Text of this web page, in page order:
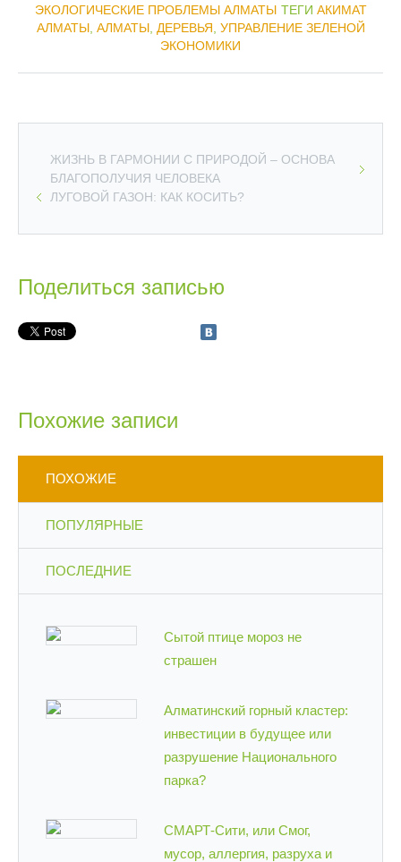
ЭКОЛОГИЧЕСКИЕ ПРОБЛЕМЫ АЛМАТЫ ТЕГИ АКИМАТ
АЛМАТЫ, АЛМАТЫ, ДЕРЕВЬЯ УПРАВЛЕНИЕ ЗЕЛЕНОЙ
ЭКОНОМИКИ
ЖИЗНЬ В ГАРМОНИИ С ПРИРОДОЙ – ОСНОВА
БЛАГОПОЛУЧИЯ ЧЕЛОВЕКА
ЛУГОВОЙ ГАЗОН: КАК КОСИТЬ?
Поделиться записью
Похожие записи
ПОХОЖИЕ
ПОПУЛЯРНЫЕ
ПОСЛЕДНИЕ
Сытой птице мороз не
страшен
Алматинский горный кластер:
инвестиции в будущее или
разрушение Национального
парка?
СМАРТ-Сити, или Смог,
мусор, аллергия, разруха и